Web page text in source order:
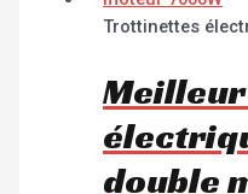
Trottinettes
double